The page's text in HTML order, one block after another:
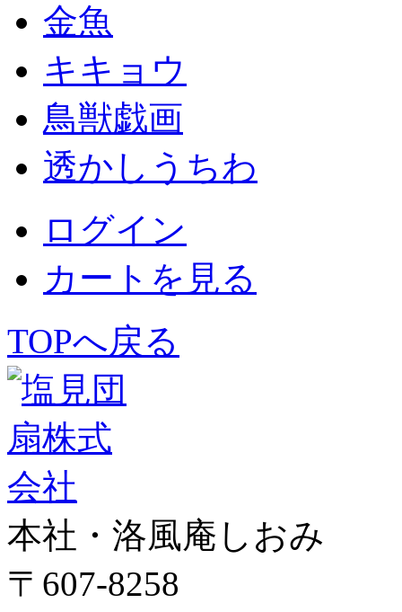
金魚
キキョウ
鳥獣戯画
透かしうちわ
ログイン
カートを見る
TOPへ戻る
本社・洛風庵しおみ
〒607-8258